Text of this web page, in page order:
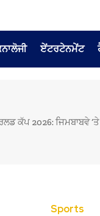
ਏਂਟਰਟੇਨਮੇਂਟ
ਕੱਪ 2026: ਜਿਮਬਾਬਵੇ
Sports